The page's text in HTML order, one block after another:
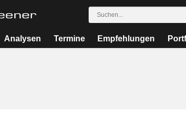
Analysen Termine Empfehlungen